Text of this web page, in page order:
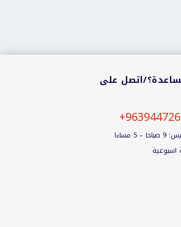
اتصل على
5 مساءا
اسبوعية